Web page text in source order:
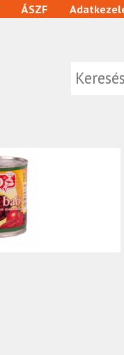
ÁSZF